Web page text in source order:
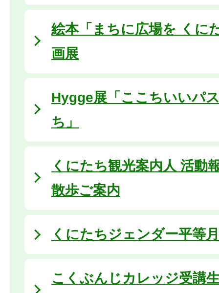
絵本「まちに広場を くに
画展
Hygge展「ここちいいパ
ち」
くにたち観光案内人 活動
散歩ご案内
くにたちジェンダー平等
こくぶんじカレッジ受講